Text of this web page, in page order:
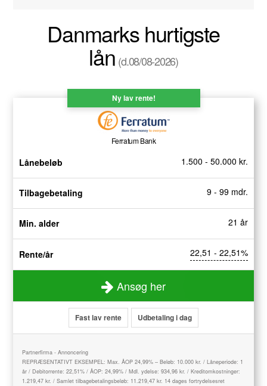
Danmarks hurtigste
lån (d.08/08-2026)
Ny lav rente!
Ferratum Bank
1.500 - 50.000 kr.
Lånebeløb
9 - 99 mdr.
Tilbagebetaling
21 år
Min. alder
22,51 - 22,51%
Rente/år
Ansøg her
Fast lav rente Udbetaling i dag
Partnerfirma - Annoncering
REPRÆSENTATIVT EKSEMPEL: Max. ÅOP 24,99% – Beløb: 10.000 kr. / Låneperiode: 1
år / Debitorrente: 22,51% / ÅOP: 24,99% / Mdl. ydelse: 934,96 kr. / Kreditomkostninger:
1.219,47 kr. / Samlet tilbagebetalingsbeløb: 11.219,47 kr. 14 dages fortrydelsesret